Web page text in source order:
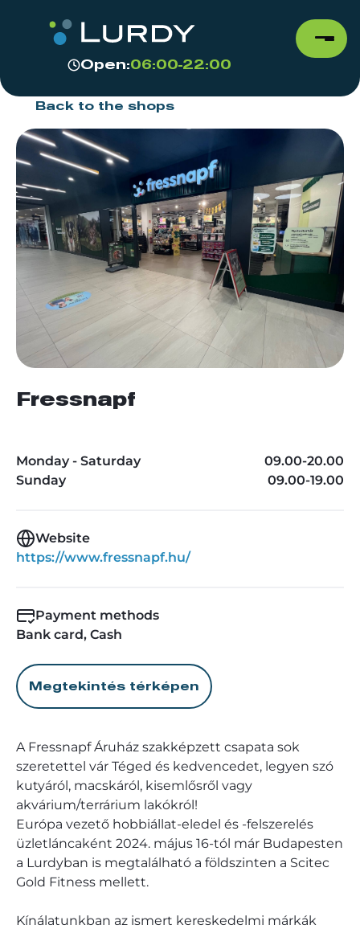
Open:06:00-22:00
Back to the shops
Fressnapf
Monday - Saturday
09.00-20.00
Sunday
09.00-19.00
Website
https://www.fressnapf.hu/
Payment methods
Bank card, Cash
Megtekintés térképen
A Fressnapf Áruház szakképzett csapata sok
szeretettel vár Téged és kedvencedet, legyen szó
kutyáról, macskáról, kisemlősről vagy
akvárium/terrárium lakókról!
Európa vezető hobbiállat-eledel és -felszerelés
üzletláncaként 2024. május 16-tól már Budapesten
a Lurdyban is megtalálható a földszinten a Scitec
Gold Fitness mellett.
Kínálatunkban az ismert kereskedelmi márkák